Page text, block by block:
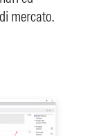
mercato.